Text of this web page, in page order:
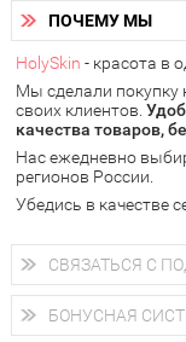
самовывоза.
В 20 городах России
следующий день.
у Вас всегда
доставку от
подробнее об
наличными
через интернет-
электронными
ПОЧЕМУ МЫ
HolySkin - красота в
Мы сделали покупку
своих клиентов.
качества товаров,
Нас ежедневно
регионов России.
Убедись в качестве
СВЯЗАТЬСЯ С
+7 (800) 707-24-55
Мы будем рады
магазина,
БОНУСНАЯ